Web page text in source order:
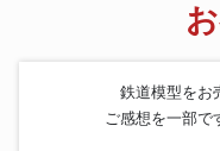
塗装機
EF60
SHAY
E901
ライ
鉄道模型をお
ご感想を一部で